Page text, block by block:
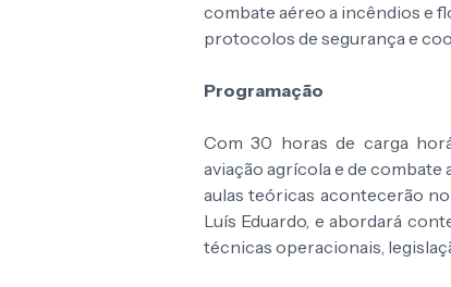
combate aéreo a incêndios e
protocolos de segurança e
Programação
Com 30 horas de carga
aviação agrícola e de combate
aulas teóricas acontecerão
Luís Eduardo, e abordará
técnicas operacionais,